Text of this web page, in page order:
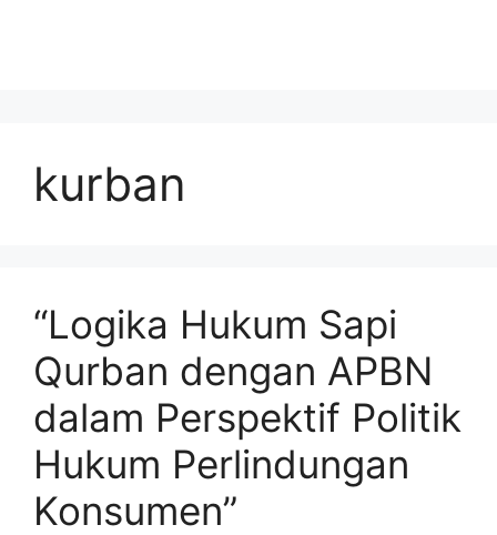
kurban
“Logika Hukum Sapi
Qurban dengan APBN
dalam Perspektif Politik
Hukum Perlindungan
Konsumen”